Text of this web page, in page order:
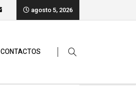
agosto 5, 2026
CONTACTOS